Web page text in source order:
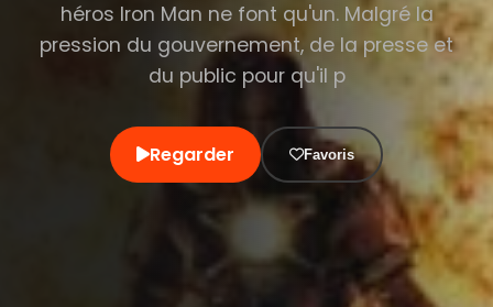
héros Iron Man ne font qu'un. Malgré la
pression du gouvernement, de la presse et
du public pour qu'il p
Regarder Favoris